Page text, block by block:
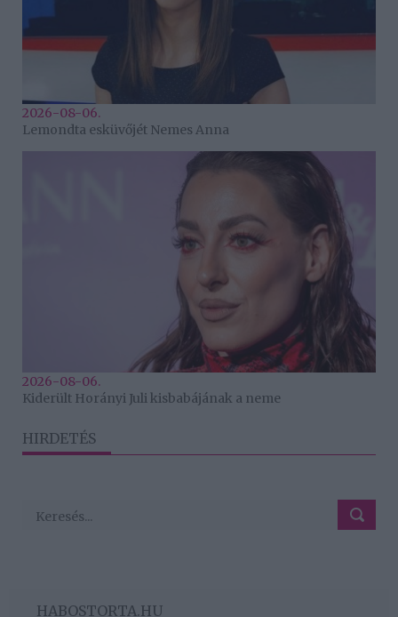
2026-08-06.
Lemondta esküvőjét Nemes Anna
2026-08-06.
Kiderült Horányi Juli kisbabájának a neme
HIRDETÉS
HABOSTORTA.HU